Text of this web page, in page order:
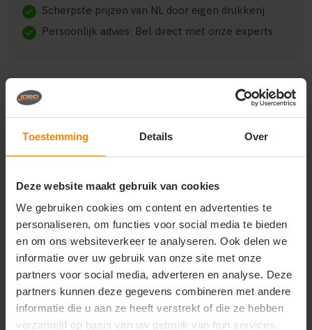
Toestemming Details Over
Deze website maakt gebruik van cookies
We gebruiken cookies om content en advertenties te
personaliseren, om functies voor social media te bieden
en om ons websiteverkeer te analyseren. Ook delen we
informatie over uw gebruik van onze site met onze
partners voor social media, adverteren en analyse. Deze
partners kunnen deze gegevens combineren met andere
informatie die u aan ze heeft verstrekt of die ze hebben
verzameld op basis van uw gebruik van hun services.
check Scherpste prijzen van NL door eigen drukkerij
check Persoonlijk advies: Bel direct met onze experts
Beschrijving Reviews (0)
{"L":3,"XL":14,"XXL":2},"prnts":[{"pp":"Borst
links","pt":"Bedrukking","ct":"Vier of meer kleuren"},
{"pp":"Achterzijde","pt":"Bedrukking","ct":"Vier of
meer kleuren"}]}
Vragen? Neem contact
op met onze
klantenservice